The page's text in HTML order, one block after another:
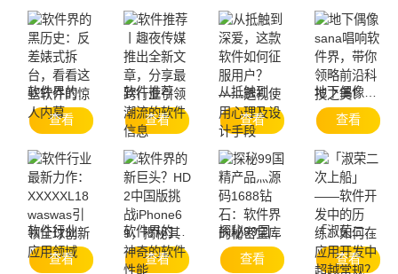
软件界的黑历史：反差婊式拆台，看看这些软件的惊人内幕
查看
软件推荐丨趣夜传媒推出全新文章，分享最跨行业引领潮流的软件信息
查看
从抵触到深爱，这款软件如何征服用户？——透视使用心理及设计手段
查看
查看
软件行业最新力作：XXXXXL18waswas引领全球创新应用领域
查看
软件界的新巨头？HD2中国版挑战iPhone69，揭秘其神奇的软件性能
查看
探秘99国精产品灬源码1688钻石：软件界的秘密宝库
查看
「淑荣二次上船」——软件开发中的历练：如何在应用开发中超越常规？
查看